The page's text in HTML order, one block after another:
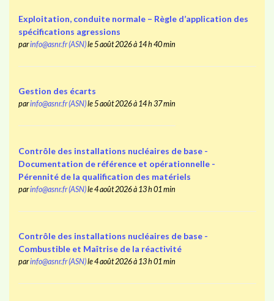
Exploitation, conduite normale – Règle d’application des
spécifications agressions
parinfo@asnr.fr (ASN)le 5 août 2026 à 14 h 40 min
Gestion des écarts
parinfo@asnr.fr (ASN)le 5 août 2026 à 14 h 37 min
Contrôle des installations nucléaires de base -
Documentation de référence et opérationnelle -
Pérennité de la qualification des matériels
parinfo@asnr.fr (ASN)le 4 août 2026 à 13 h 01 min
Contrôle des installations nucléaires de base -
Combustible et Maîtrise de la réactivité
parinfo@asnr.fr (ASN)le 4 août 2026 à 13 h 01 min